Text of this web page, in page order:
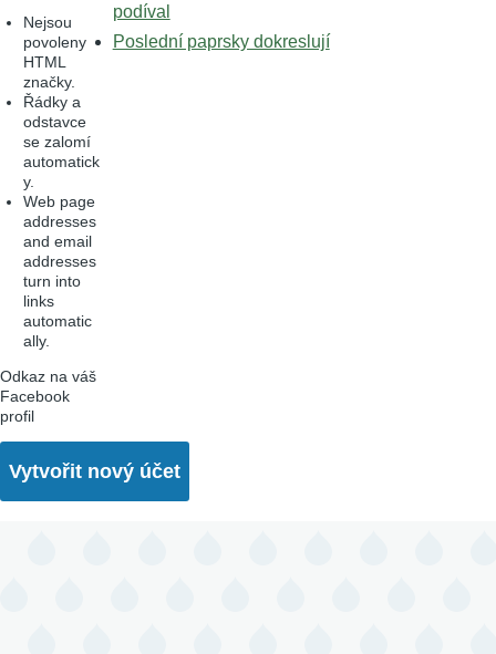
Nejsou
povoleny
HTML
značky.
Řádky a
odstavce
se zalomí
automatick
y.
Web page
addresses
and email
addresses
turn into
links
automatic
ally.
Odkaz na váš
Facebook
profil
podíval
Poslední paprsky dokreslují